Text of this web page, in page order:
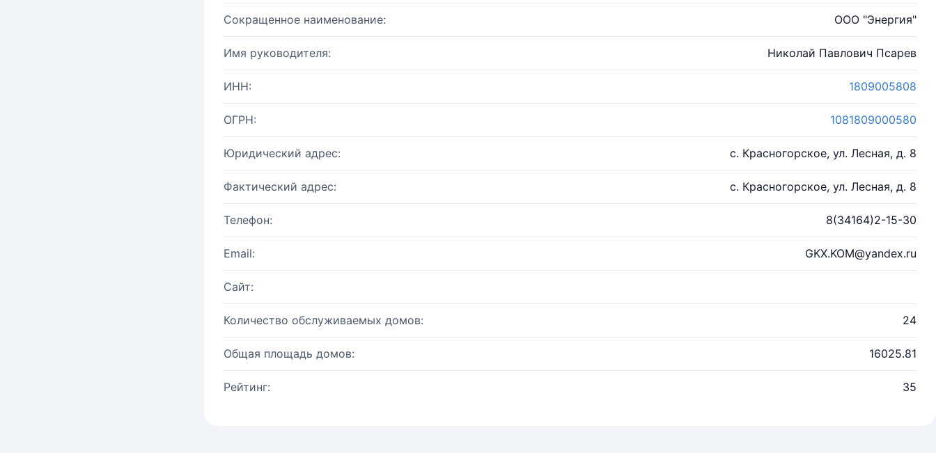
Сокращенное наименование: ООО "Энергия"
Имя руководителя: Николай Павлович Псарев
ИНН: 1809005808
ОГРН: 1081809000580
Юридический адрес: с. Красногорское, ул. Лесная, д. 8
Фактический адрес: с. Красногорское, ул. Лесная, д. 8
Телефон: 8(34164)2-15-30
Email: GKX.KOM@yandex.ru
Сайт:
Количество обслуживаемых домов: 24
Общая площадь домов: 16025.81
Рейтинг: 35